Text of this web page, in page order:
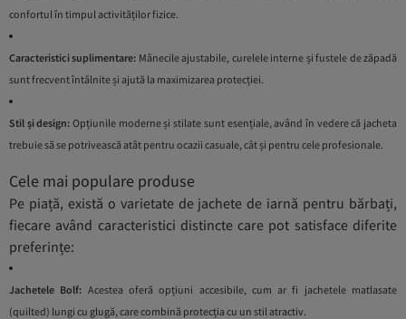
confortul în timpul activităților fizice.
Caracteristici suplimentare: Mânecile ajustabile, curelele interne și fustele de zăpadă
sunt frecvent întâlnite și ajută la maximizarea protecției.
Stil și design: Opțiunile moderne și stilate sunt esențiale, având în vedere că jacheta
trebuie să se potrivească atât pentru ocazii casuale, cât și pentru cele profesionale.
Cele mai populare produse
Pe piață, există o varietate de jachete de iarnă pentru bărbați,
fiecare având caracteristici distincte care pot satisface diferite
preferințe:
Jachetele Bolf: Acestea oferă opțiuni accesibile, cum ar fi jachetele matlasate
(quilted) lungi cu glugă, care combină protecția cu un stil atractiv.